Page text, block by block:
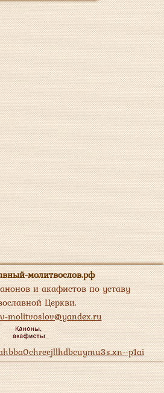
молитвослов.рф
и акафистов по уставу
Церкви.
molitvoslov@yandex.ru
p1ai